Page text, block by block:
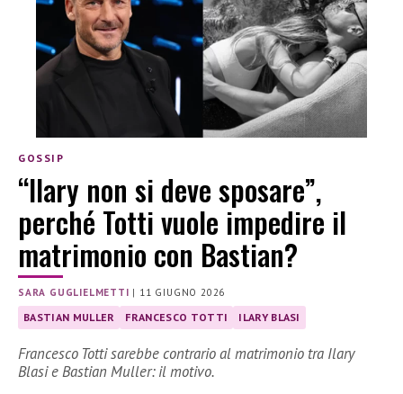
GOSSIP
“Ilary non si deve sposare”,
perché Totti vuole impedire il
matrimonio con Bastian?
SARA GUGLIELMETTI | 11 GIUGNO 2026
BASTIAN MULLER FRANCESCO TOTTI ILARY BLASI
Francesco Totti sarebbe contrario al matrimonio tra Ilary
Blasi e Bastian Muller: il motivo.